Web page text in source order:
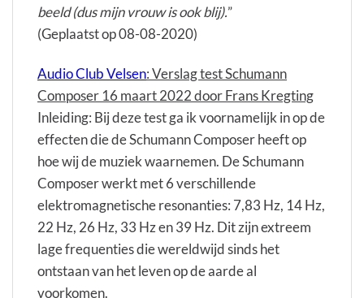
beeld (dus mijn vrouw is ook blij).”
(Geplaatst op 08-08-2020)
Audio Club Velsen: Verslag test Schumann
Composer 16 maart 2022 door Frans Kregting
Inleiding: Bij deze test ga ik voornamelijk in op de
effecten die de Schumann Composer heeft op
hoe wij de muziek waarnemen. De Schumann
Composer werkt met 6 verschillende
elektromagnetische resonanties: 7,83 Hz, 14 Hz,
22 Hz, 26 Hz, 33 Hz en 39 Hz. Dit zijn extreem
lage frequenties die wereldwijd sinds het
ontstaan van het leven op de aarde al
voorkomen.